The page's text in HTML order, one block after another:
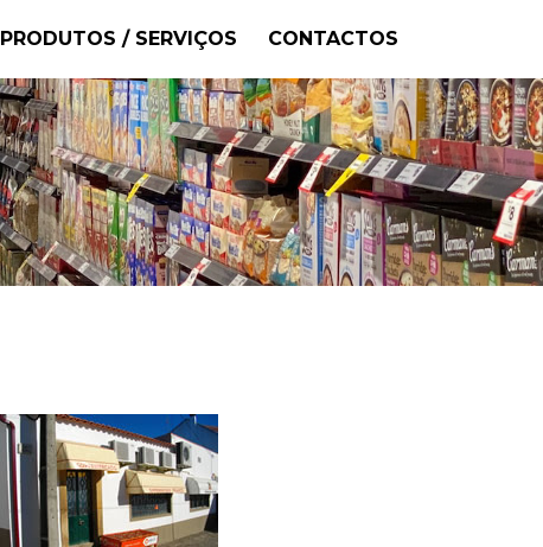
PRODUTOS / SERVIÇOS CONTACTOS